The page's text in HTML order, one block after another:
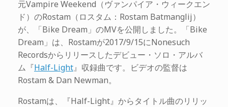
元Vampire Weekend（ヴァンパイア・ウィークエン
ド）のRostam（ロスタム：Rostam Batmanglij）
が、「Bike Dream」のMVを公開しました。「Bike
Dream」は、Rostamが2017/9/15にNonesuch
Recordsからリリースしたデビュー・ソロ・アルバ
ム『Half-Light』収録曲です。ビデオの監督は
Rostam & Dan Newman。
Rostamは、『Half-Light』からタイトル曲のリリッ